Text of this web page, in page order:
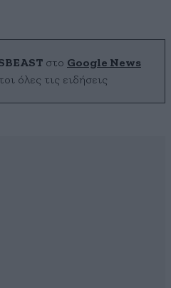
στο Google News
όλες τις ειδήσεις